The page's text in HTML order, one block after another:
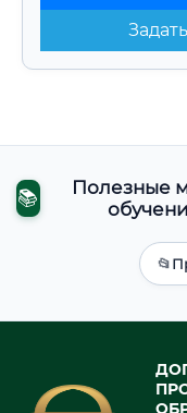
📚
Полезные
📂